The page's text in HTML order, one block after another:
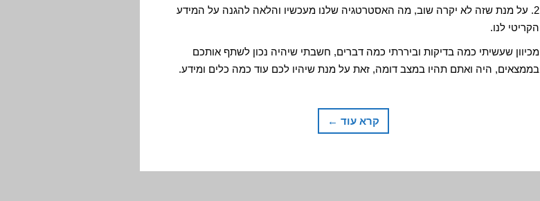
2. על מנת שזה לא יקרה שוב, מה האסטרטגיה שלנו מעכשיו והלאה להגנה על המידע
הקריטי לנו.
מכיוון שעשיתי כמה בדיקות וביררתי כמה דברים, חשבתי שיהיה נכון לשתף אותכם
בממצאים, היה ואתם תהיו במצב דומה, זאת על מנת שיהיו לכם עוד כמה כלים ומידע.
קרא עוד ←